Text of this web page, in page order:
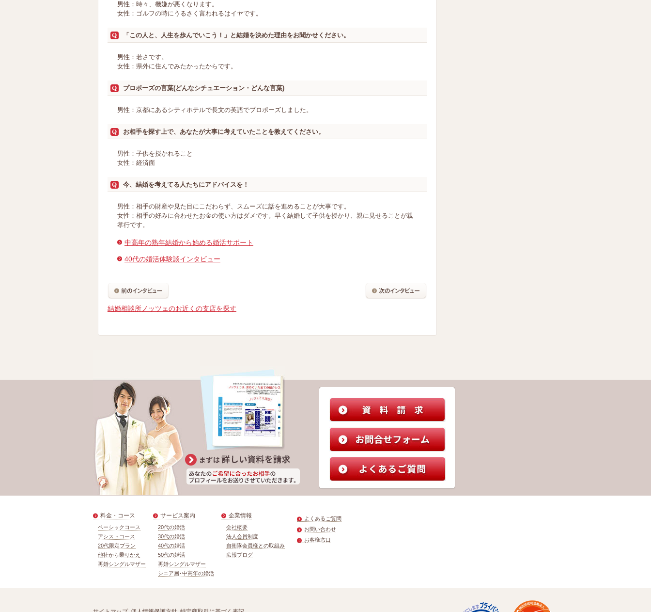
男性：時々、機嫌が悪くなります。
女性：ゴルフの時にうるさく言われるはイヤです。
「この人と、人生を歩んでいこう！」と結婚を決めた理由をお聞かせください。
男性：若さです。
女性：県外に住んでみたかったからです。
プロポーズの言葉(どんなシチュエーション・どんな言葉)
男性：京都にあるシティホテルで長文の英語でプロポーズしました。
お相手を探す上で、あなたが大事に考えていたことを教えてください。
男性：子供を授かれること
女性：経済面
今、結婚を考えてる人たちにアドバイスを！
男性：相手の財産や見た目にこだわらず、スムーズに話を進めることが大事です。
女性：相手の好みに合わせたお金の使い方はダメです。早く結婚して子供を授かり、親に見せることが親
孝行です。
中高年の熟年結婚から始める婚活サポート
40代の婚活体験談インタビュー
結婚相談所ノッツェのお近くの支店を探す
料金・コース
ベーシックコース
アシストコース
20代限定プラン
他社から乗りかえ
再婚シングルマザー
サービス案内
20代の婚活
30代の婚活
40代の婚活
50代の婚活
再婚シングルマザー
シニア層･中高年の婚活
企業情報
会社概要
法人会員制度
自衛隊会員様との取組み
広報ブログ
よくあるご質問
お問い合わせ
お客様窓口